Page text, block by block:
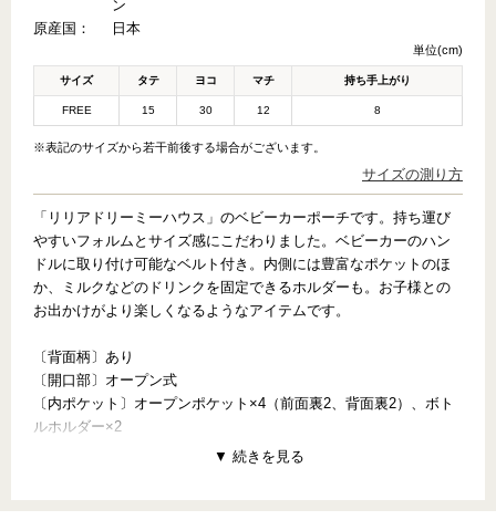
ン
原産国：
日本
単位(cm)
サイズ タテ ヨコ マチ 持ち手上がり
FREE 15 30 12 8
※表記のサイズから若干前後する場合がございます。
サイズの測り方
「リリアドリーミーハウス」のベビーカーポーチです。持ち運び
すいフォルムとサイズ感にこだわりました。ベビーカーのハン
ドルに取り付け可能なベルト付き。内側には豊富なポケットのほ
か、ミルクなどのドリンクを固定できるホルダーも。お子様との
お出かけがより楽しくなるようなアイテムです。
〔背面柄〕あり
〔開口部〕オープン式
〔内ポケット〕オープンポケット×4（前面裏2、背面裏2）、ボト
ルホルダー×2